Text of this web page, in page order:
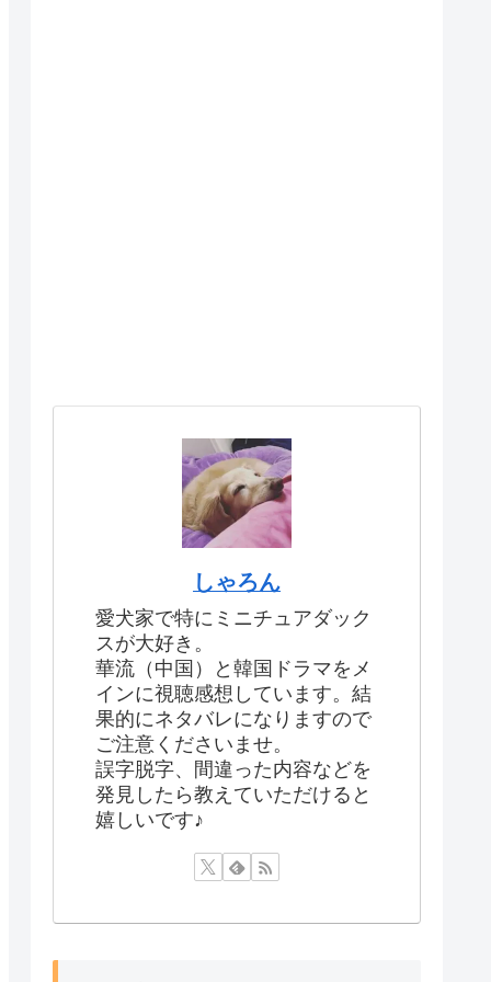
しゃろん
愛犬家で特にミニチュアダック
スが大好き。
華流（中国）と韓国ドラマをメ
インに視聴感想しています。結
果的にネタバレになりますので
ご注意くださいませ。
誤字脱字、間違った内容などを
発見したら教えていただけると
嬉しいです♪